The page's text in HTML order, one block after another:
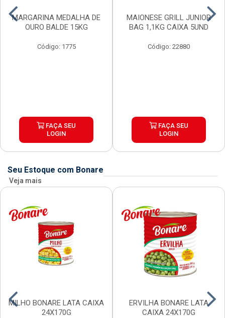
MARGARINA MEDALHA DE
OURO BALDE 15KG
Código: 1775
FAÇA SEU
LOGIN
MAIONESE GRILL JUNIOR
BAG 1,1KG CAIXA 5UND
Código: 22880
FAÇA SEU
LOGIN
Seu Estoque com Bonare
Veja mais
MILHO BONARE LATA CAIXA
24X170G
ERVILHA BONARE LATA
CAIXA 24X170G